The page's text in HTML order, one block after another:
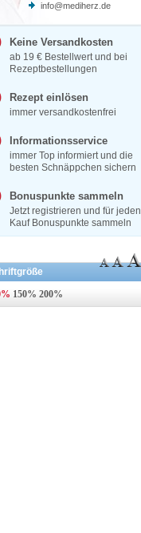
info@mediherz.de
Keine Versandkosten
ab 19 € Bestellwert und bei
Rezeptbestellungen
Rezept einlösen
immer versandkostenfrei
Informationsservice
immer Top informiert und die
besten Schnäppchen sichern
Bonuspunkte sammeln
Jetzt registrieren und für jeden
Kauf Bonuspunkte sammeln